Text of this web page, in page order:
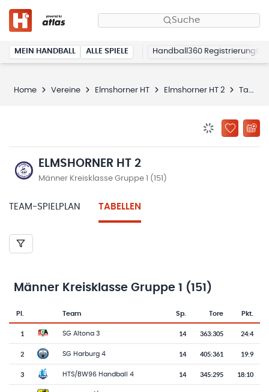
Suche
MEIN HANDBALL ALLE SPIELE Handball360 Registrierung
Home Vereine Elmshorner HT Elmshorner HT 2 Tabellen
ZU
ELMSHORNER HT 2
Männer Kreisklasse Gruppe 1 (151)
TEAM-SPIELPLAN TABELLEN
Männer Kreisklasse Gruppe 1 (151)
Pl.
Team-Logo
Team Sp. Tore Pkt.
1 SG Altona 3 14 363:305 24:4
2 SG Harburg 4 14 405:361 19:9
3 HTS/BW96 Handball 4 14 345:295 18:10